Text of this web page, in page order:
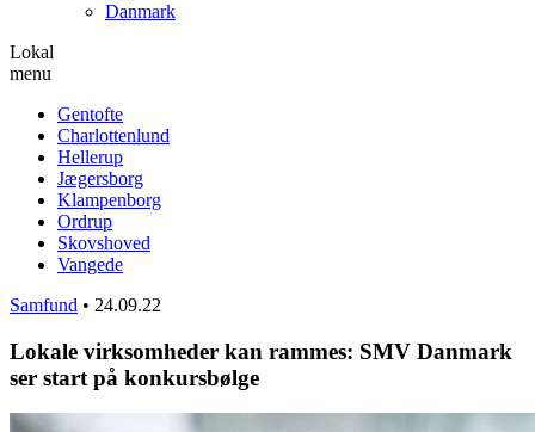
Danmark
Lokal
menu
Gentofte
Charlottenlund
Hellerup
Jægersborg
Klampenborg
Ordrup
Skovshoved
Vangede
Samfund • 24.09.22
Lokale virksomheder kan rammes: SMV Danmark
ser start på konkursbølge